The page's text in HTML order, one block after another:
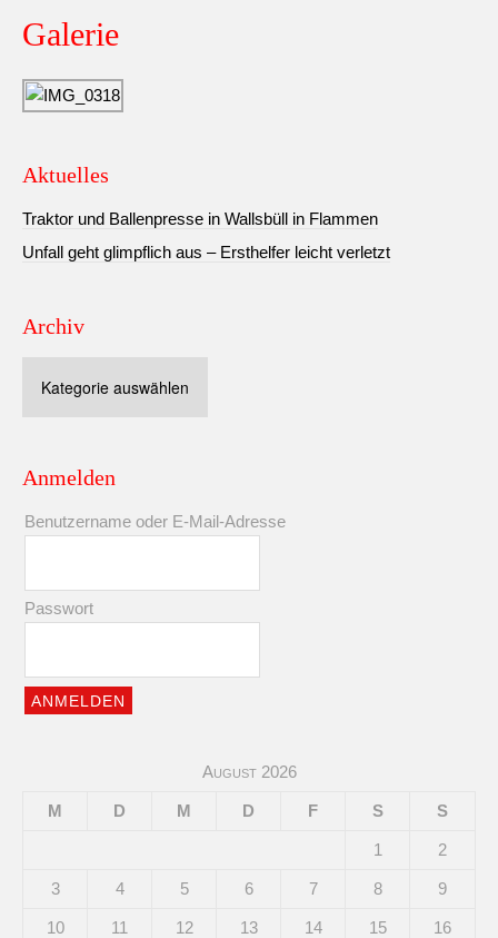
Galerie
Aktuelles
Traktor und Ballenpresse in Wallsbüll in Flammen
Unfall geht glimpflich aus – Ersthelfer leicht verletzt
Archiv
Anmelden
Benutzername oder E-Mail-Adresse
Passwort
August 2026
M D M D F S S
1 2
3 4 5 6 7 8 9
10 11 12 13 14 15 16